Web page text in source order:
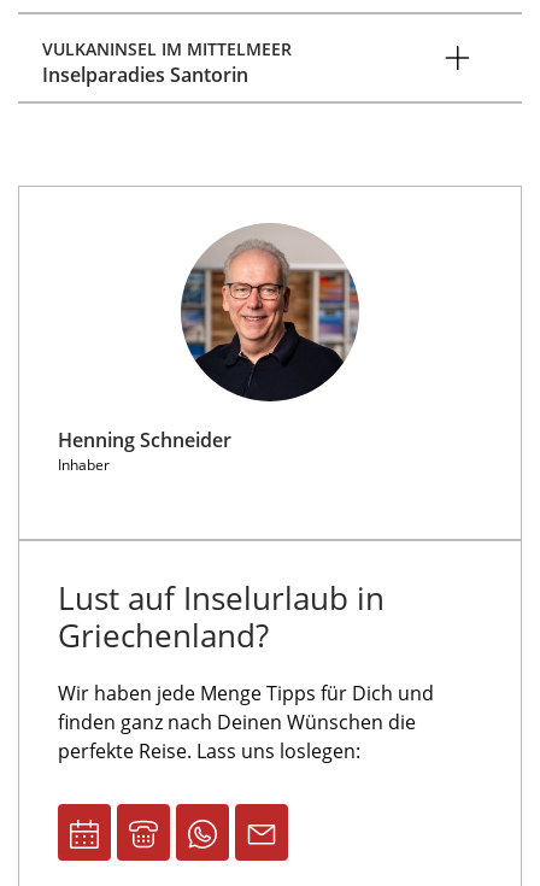
VULKANINSEL IM MITTELMEER
Inselparadies Santorin
Henning Schneider
Inhaber
Lust auf Inselurlaub in
Griechenland?
Wir haben jede Menge Tipps für Dich und
finden ganz nach Deinen Wünschen die
perfekte Reise. Lass uns loslegen: